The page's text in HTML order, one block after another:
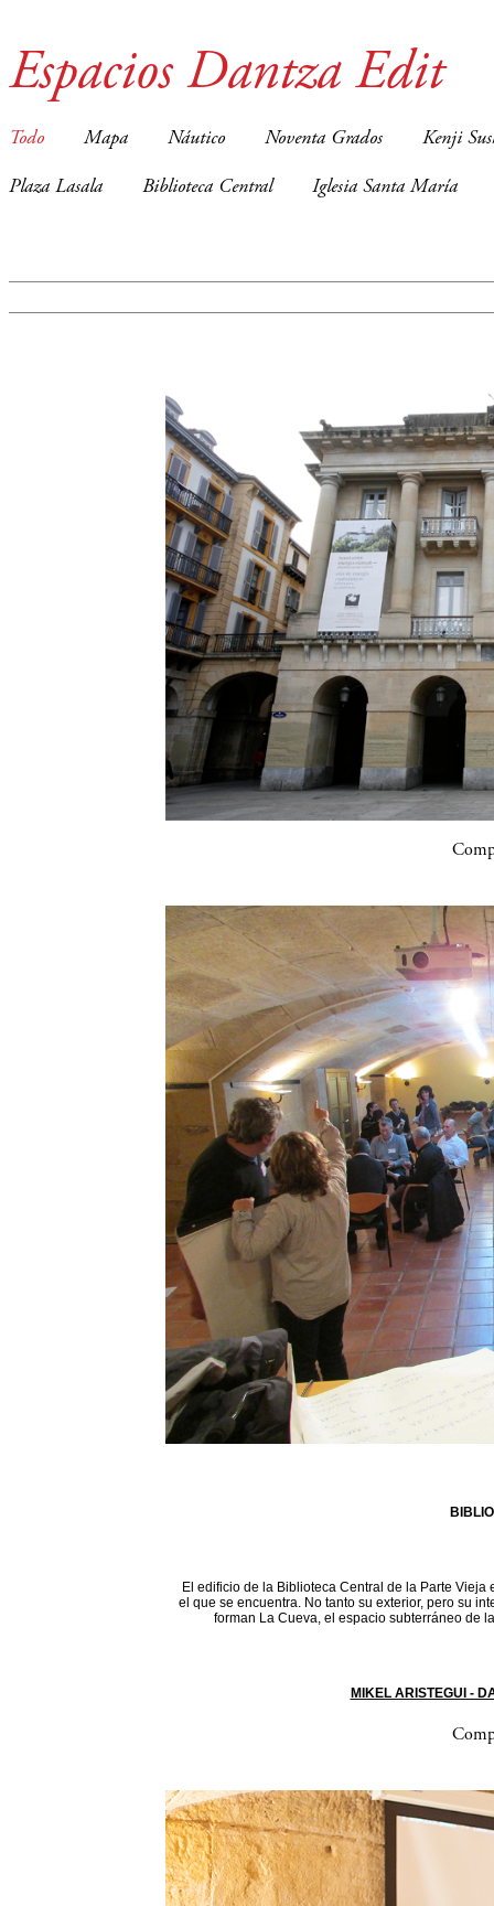
Espacios Dantza Edit
Todo Mapa Náutico Noventa Grados Kenji
Plaza Lasala Biblioteca Central Iglesia Santa María
El edificio de la Biblioteca Central de la Parte
el que se encuentra. No tanto su exterior, pero su
forman La Cueva, el espacio subterráneo de
MIKEL ARISTEGUI -